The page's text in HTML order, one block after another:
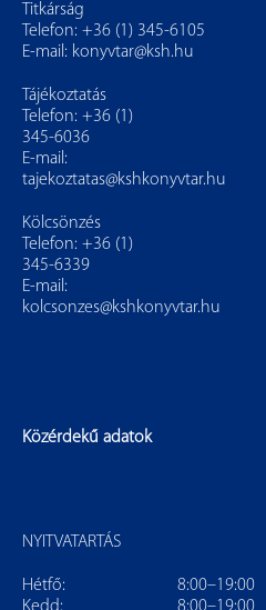
Titkárság
Telefon: +36 (1) 345-6105
E-mail: konyvtar@ksh.hu
Tájékoztatás
Telefon: +36 (1)
345-6036
E-mail:
tajekoztatas@kshkonyvtar.hu
Kölcsönzés
Telefon: +36 (1)
345-6339
E-mail:
kolcsonzes@kshkonyvtar.hu
Közérdekű adatok
NYITVATARTÁS
Hétfő:
8:00–19:00